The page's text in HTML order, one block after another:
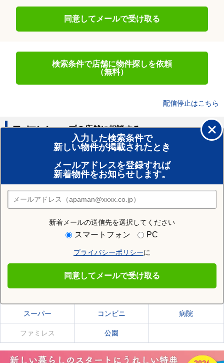
同意してメールで受け取る
検索条件で店舗に物件探しを依頼
（無料）
配信停止はこちら
入力した検索条件で
新しい物件が掲載されたとき
メールアドレスを登録すれば
新着物件をお知らせします。
新着メールの送信先を選択してください
スマートフォン PC
プライバシーポリシーに
同意してメールで受け取る
アパマンショップの店舗に相談する
賃貸のプロがお部屋探し！
おまかせ物件リクエスト
住みたい街の店舗を探す
店舗検索
住む街研究所で網走郡美幌町の情報を見る
網走郡美幌町の施設一覧
スーパー コンビニ 病院
ファミレス 公園